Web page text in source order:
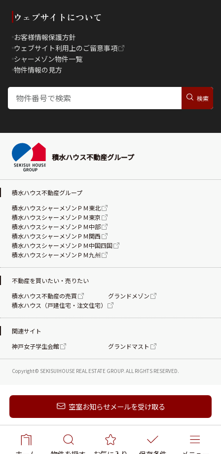
新着メールを受け取る
空室お知らせメールを受け取る
ウェブサイトについて
お客様情報保護方針
ウェブサイト利用上のご留意事項
シャーメゾン物件一覧
物件情報の見方
積水ハウス不動産グループ
Copyright© SEKISUIHOUSE REAL ESTATE GROUP. ALL RIGHTS RESERVED.
積水ハウス不動産グループ
積水ハウスシャーメゾンＰＭ東北
積水ハウスシャーメゾンＰＭ東京
積水ハウスシャーメゾンＰＭ中部
積水ハウスシャーメゾンＰＭ関西
積水ハウスシャーメゾンＰＭ中国四国
積水ハウスシャーメゾンＰＭ九州
不動産を買いたい・売りたい
積水ハウス不動産の売買
グランドメゾン
積水ハウス（戸建住宅・注文住宅）
関連サイト
神戸女子学生会館
グランドマスト